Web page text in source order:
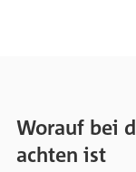
Worauf bei
achten ist